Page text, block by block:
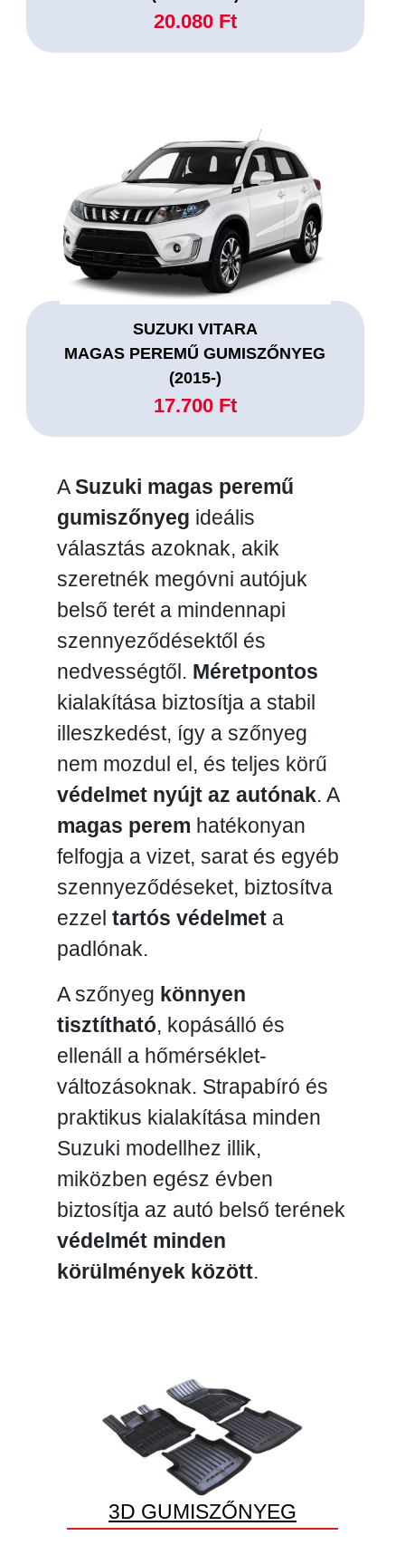
20.080 Ft
SUZUKI VITARA
MAGAS PEREMŰ GUMISZŐNYEG
(2015-)
17.700 Ft
ASuzuki magas peremű
gumiszőnyeg ideális
választás azoknak, akik
szeretnék megóvni autójuk
belső terét a mindennapi
szennyeződésektől és
nedvességtől. Méretpontos
kialakítása biztosítja a stabil
illeszkedést, így a szőnyeg
nem mozdul el, és teljes körű
védelmet nyújt az autónak. A
magas perem hatékonyan
felfogja a vizet, sarat és egyéb
szennyeződéseket, biztosítva
ezzel tartós védelmeta
padlónak.
A szőnyeg könnyen
tisztítható, kopásálló és
ellenáll a hőmérséklet-
változásoknak. Strapabíró és
praktikus kialakítása minden
Suzuki modellhez illik,
miközben egész évben
biztosítja az autó belső terének
védelmét minden
körülmények között.
3D GUMISZŐNYEG